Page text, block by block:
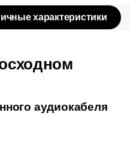
характеристики
аудиокабеля